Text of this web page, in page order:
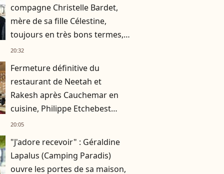
compagne Christelle Bardet,
mère de sa fille Célestine,
toujours en très bons termes,
la preuve en images
20:32
Fermeture définitive du
restaurant de Neetah et
Rakesh après Cauchemar en
cuisine, Philippe Etchebest
pensait les avoir sauvés
20:05
"J'adore recevoir" : Géraldine
Lapalus (Camping Paradis)
ouvre les portes de sa maison,